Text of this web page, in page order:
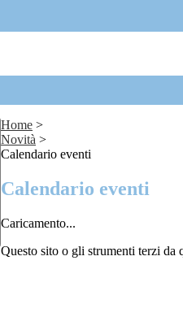
Home >
Novità >
Calendario eventi
Calendario eventi
Caricamento...
Questo sito o gli strumenti terzi da